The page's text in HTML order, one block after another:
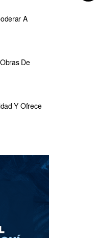
A
De
Y Ofrece